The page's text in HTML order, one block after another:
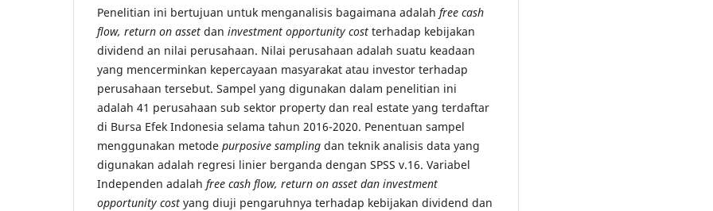
Penelitian ini bertujuan untuk menganalisis bagaimana adalah free cash
flow, return on asset dan investment opportunity cost terhadap kebijakan
dividend an nilai perusahaan. Nilai perusahaan adalah suatu keadaan
yang mencerminkan kepercayaan masyarakat atau investor terhadap
perusahaan tersebut. Sampel yang digunakan dalam penelitian ini
adalah 41 perusahaan sub sektor property dan real estate yang terdaftar
di Bursa Efek Indonesia selama tahun 2016-2020. Penentuan sampel
menggunakan metode purposive sampling dan teknik analisis data yang
digunakan adalah regresi linier berganda dengan SPSS v.16. Variabel
Independen adalah free cash flow, return on asset dan investment
opportunity cost yang diuji pengaruhnya terhadap kebijakan dividend dan